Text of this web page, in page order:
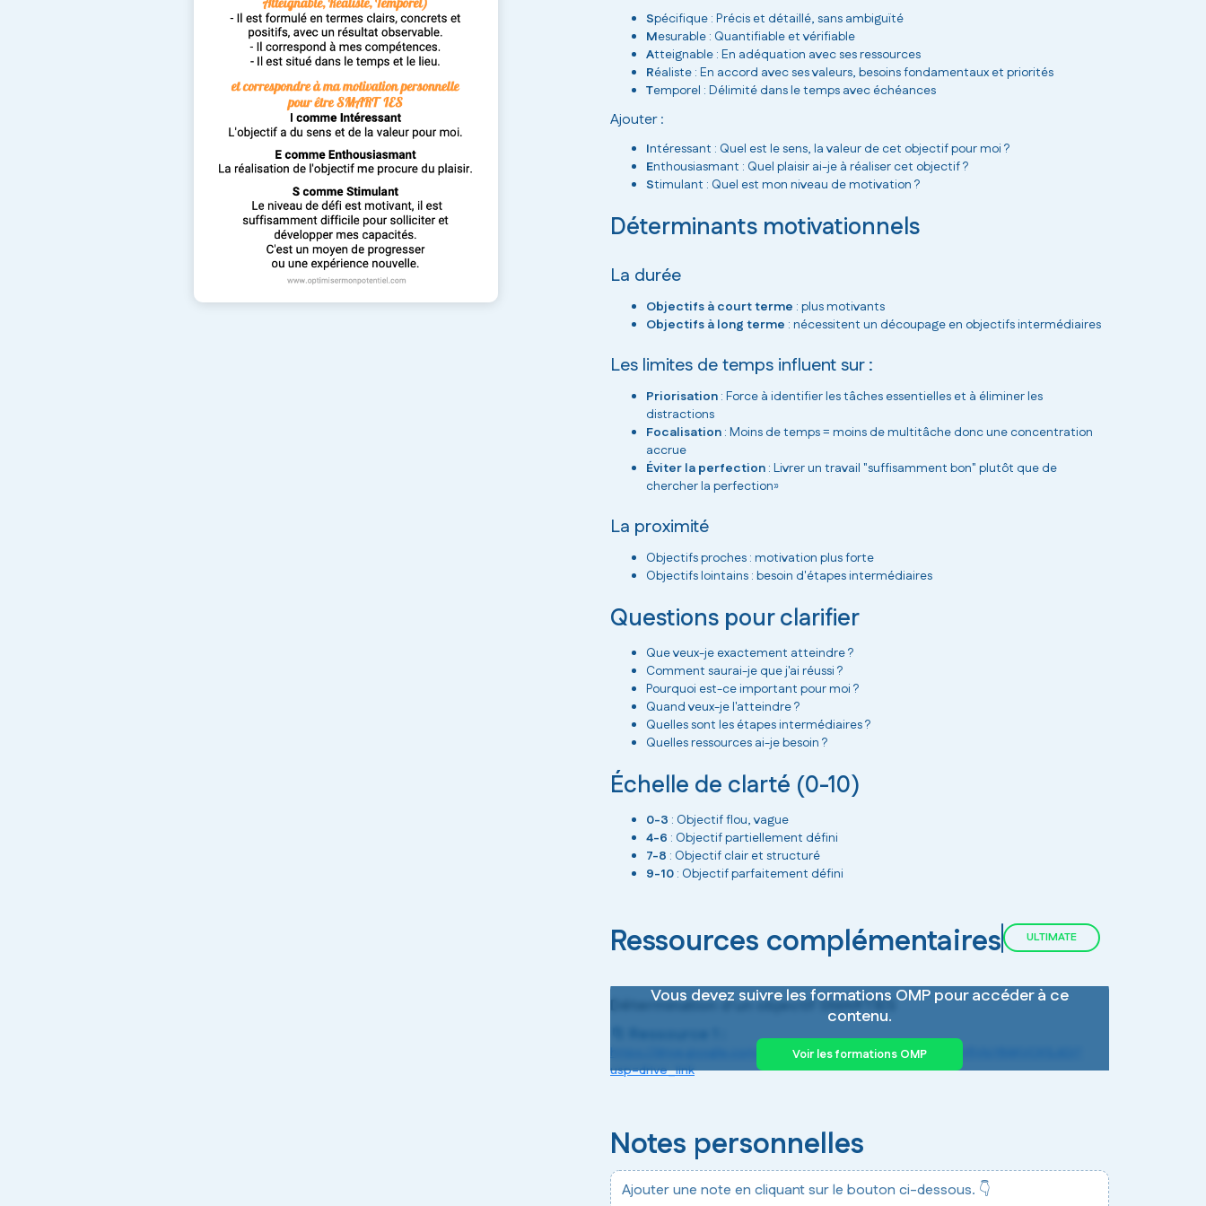
Spécifique : Précis et détaillé, sans ambiguïté
Mesurable : Quantifiable et vérifiable
Atteignable : En adéquation avec ses ressources
Réaliste : En accord avec ses valeurs, besoins fondamentaux et priorités
Temporel : Délimité dans le temps avec échéances
Ajouter :
Intéressant : Quel est le sens, la valeur de cet objectif pour moi ?
Enthousiasmant : Quel plaisir ai-je à réaliser cet objectif ?
Stimulant : Quel est mon niveau de motivation ?
Déterminants motivationnels
La durée
Objectifs à court terme : plus motivants
Objectifs à long terme : nécessitent un découpage en objectifs intermédiaires
Les limites de temps influent sur :
Priorisation : Force à identifier les tâches essentielles et à éliminer les
distractions
Focalisation : Moins de temps = moins de multitâche donc une concentration
accrue
Éviter la perfection : Livrer un travail "suffisamment bon" plutôt que de
chercher la perfection»
La proximité
Objectifs proches : motivation plus forte
Objectifs lointains : besoin d'étapes intermédiaires
Questions pour clarifier
Que veux-je exactement atteindre ?
Comment saurai-je que j'ai réussi ?
Pourquoi est-ce important pour moi ?
Quand veux-je l'atteindre ?
Quelles sont les étapes intermédiaires ?
Quelles ressources ai-je besoin ?
Échelle de clarté (0-10)
0-3 : Objectif flou, vague
4-6 : Objectif partiellement défini
7-8 : Objectif clair et structuré
9-10 : Objectif parfaitement défini
Ressources complémentaires ULTIMATE
Vous devez suivre les formations OMP pour accéder à ce
contenu.
Voir les formations OMP
Détermination d'un objectif SMARTIES
https://drive.google.com/drive/folders/1pPoOgxAE_LDNRXFV5VIxYB4KVCK1L4Dj?
usp=drive_link
Notes personnelles
Ajouter une note en cliquant sur le bouton ci-dessous. 👇